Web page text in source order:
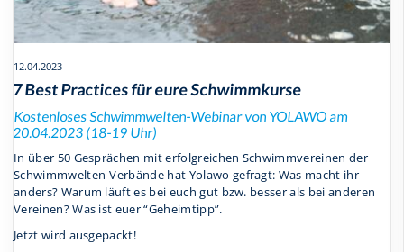
12.04.2023
7 Best Practices für eure Schwimmkurse
Kostenloses Schwimmwelten-Webinar von YOLAWO am
20.04.2023 (18-19 Uhr)
In über 50 Gesprächen mit erfolgreichen Schwimmvereinen der
Schwimmwelten-Verbände hat Yolawo gefragt: Was macht ihr
anders? Warum läuft es bei euch gut bzw. besser als bei anderen
Vereinen? Was ist euer “Geheimtipp”.
Jetzt wird ausgepackt!